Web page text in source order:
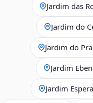
Jardim das
Jardim do
Jardim do
Jardim
Jardim